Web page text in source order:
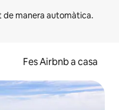
Fes Airbnb a casa